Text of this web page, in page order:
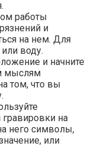
работы
и
на нем. Для
воду.
и начните
мыслям
том, что вы
на
него символы,
или